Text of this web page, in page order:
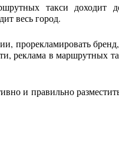
такси доходит
весь город.
прорекламировать
реклама в маршрутных
и правильно